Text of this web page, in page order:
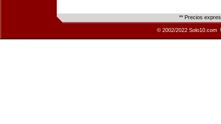
** Precios
© 2002/2022 Solo10.com